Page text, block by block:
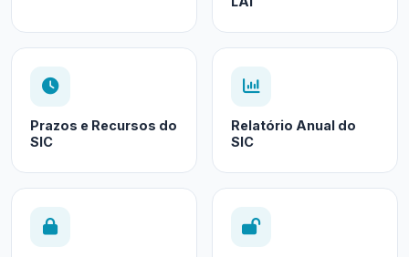
Prazos e Recursos do
SIC
Relatório Anual do
SIC